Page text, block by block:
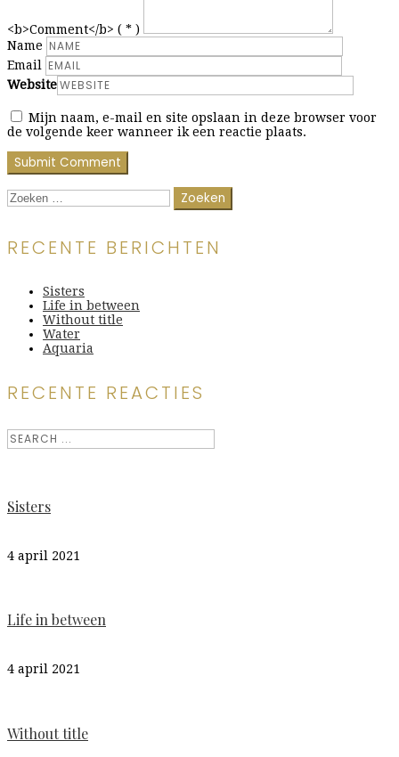
<b>Comment</b> ( * )
Name
Email
Website
Mijn naam, e-mail en site opslaan in deze browser voor
de volgende keer wanneer ik een reactie plaats.
Zoeken
naar:
RECENTE BERICHTEN
Sisters
Life in between
Without title
Water
Aquaria
RECENTE REACTIES
Sisters
4 april 2021
Life in between
4 april 2021
Without title